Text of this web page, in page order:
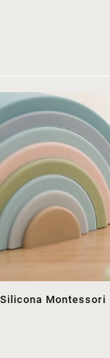
Montessori